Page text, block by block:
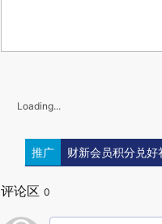
Loading...
推广 财新会员积分兑好
评论区 0